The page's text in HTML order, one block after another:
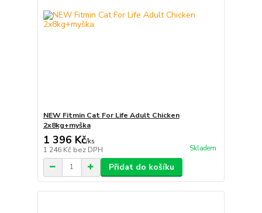
NEW Fitmin Cat For Life Adult Chicken
2x8kg+myška
1 396 Kč/ks
1 246 Kč bez DPH Skladem
Přidat do košíku